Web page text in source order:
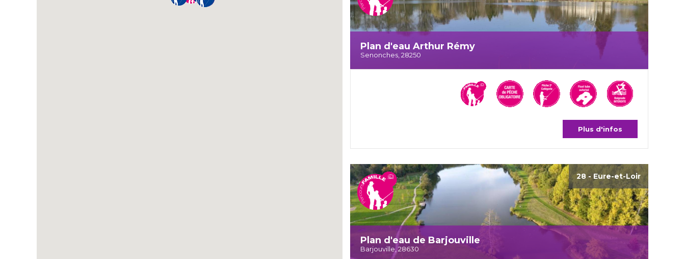
Plan d'eau Arthur Rémy
Senonches, 28250
Plus d'infos
28 - Eure-et-Loir
Plan d'eau de Barjouville
Barjouville, 28630